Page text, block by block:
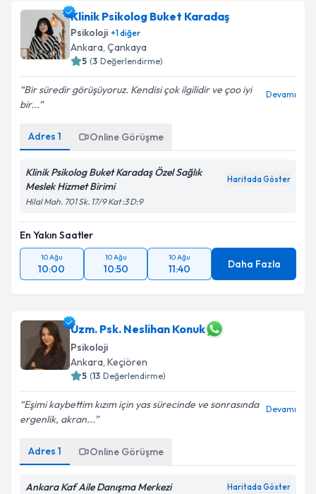
için bir takvim hazırlandığında e-posta ile
bilgilendireceğiz.
E-posta Adresiniz
Metni'ni okudum ve kişisel verilerimin belirtilen
Takvim Talebini Gönder
Klinik Psikolog Buket Karadaş
Psikoloji +1diğer
Ankara, Çankaya
5 (3 Değerlendirme)
Bir süredir görüşüyoruz. Kendisi çok ilgilidir ve çoo iyi
bir...
Devamı
Adres 1 Online Görüşme
Klinik Psikolog Buket Karadaş Özel Sağlık
Meslek Hizmet Birimi
Haritada Göster
Hilal Mah. 701 Sk. 17/9 Kat :3 D:9
En Yakın Saatler
10 Ağu
10:00
10 Ağu
10:50
10 Ağu
11:40 Daha Fazla
Uzm. Psk. Neslihan Konuk
Psikoloji
Ankara, Keçiören
5 (13 Değerlendirme)
Eşimi kaybettim kızım için yas sürecinde ve sonrasında
ergenlik, akran...
Devamı
Adres 1 Online Görüşme
Ankara Kaf Aile Danışma Merkezi Haritada Göster